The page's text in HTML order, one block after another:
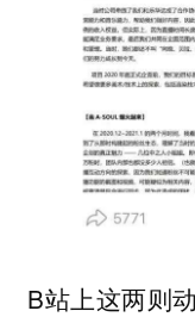
B站上这两则